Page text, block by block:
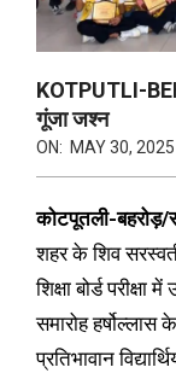
KOTPUTLI-
गूंजा जश्न
ON: MAY 30, 2025
कोटपूतली-
शहर के शिव
शिक्षा बोर्ड
समारोह
प्रतिभावान